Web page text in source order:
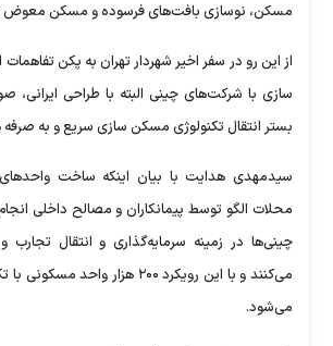
مسکن، نوسازی بافت‌های فرسوده و مسکن
از این رو در سفر اخیر شهردار تهران به پکن
سازی با شرکت‌های چینی البته با طراحی
بستر انتقال تکنولوژی مسکن سازی سریع و به
سیدمهدی هدایت با بیان اینکه ساخت
محلات الگو توسط پیمانکاران و مصالح داخلی
چینی‌ها در زمینه سرمایه‌گذاری و انتقال تجارب
می‌کنند و با این رویکرد ۲۰۰ هزار
می‌شود.